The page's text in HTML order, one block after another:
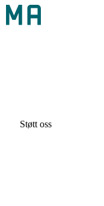
Støtt oss